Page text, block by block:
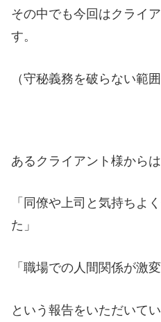
その中でも今回はクライ
す。
（守秘義務を破らない範
あるクライアント様からは
「同僚や上司と気持ちよ
た」
「職場での人間関係が激
という報告をいただいてい